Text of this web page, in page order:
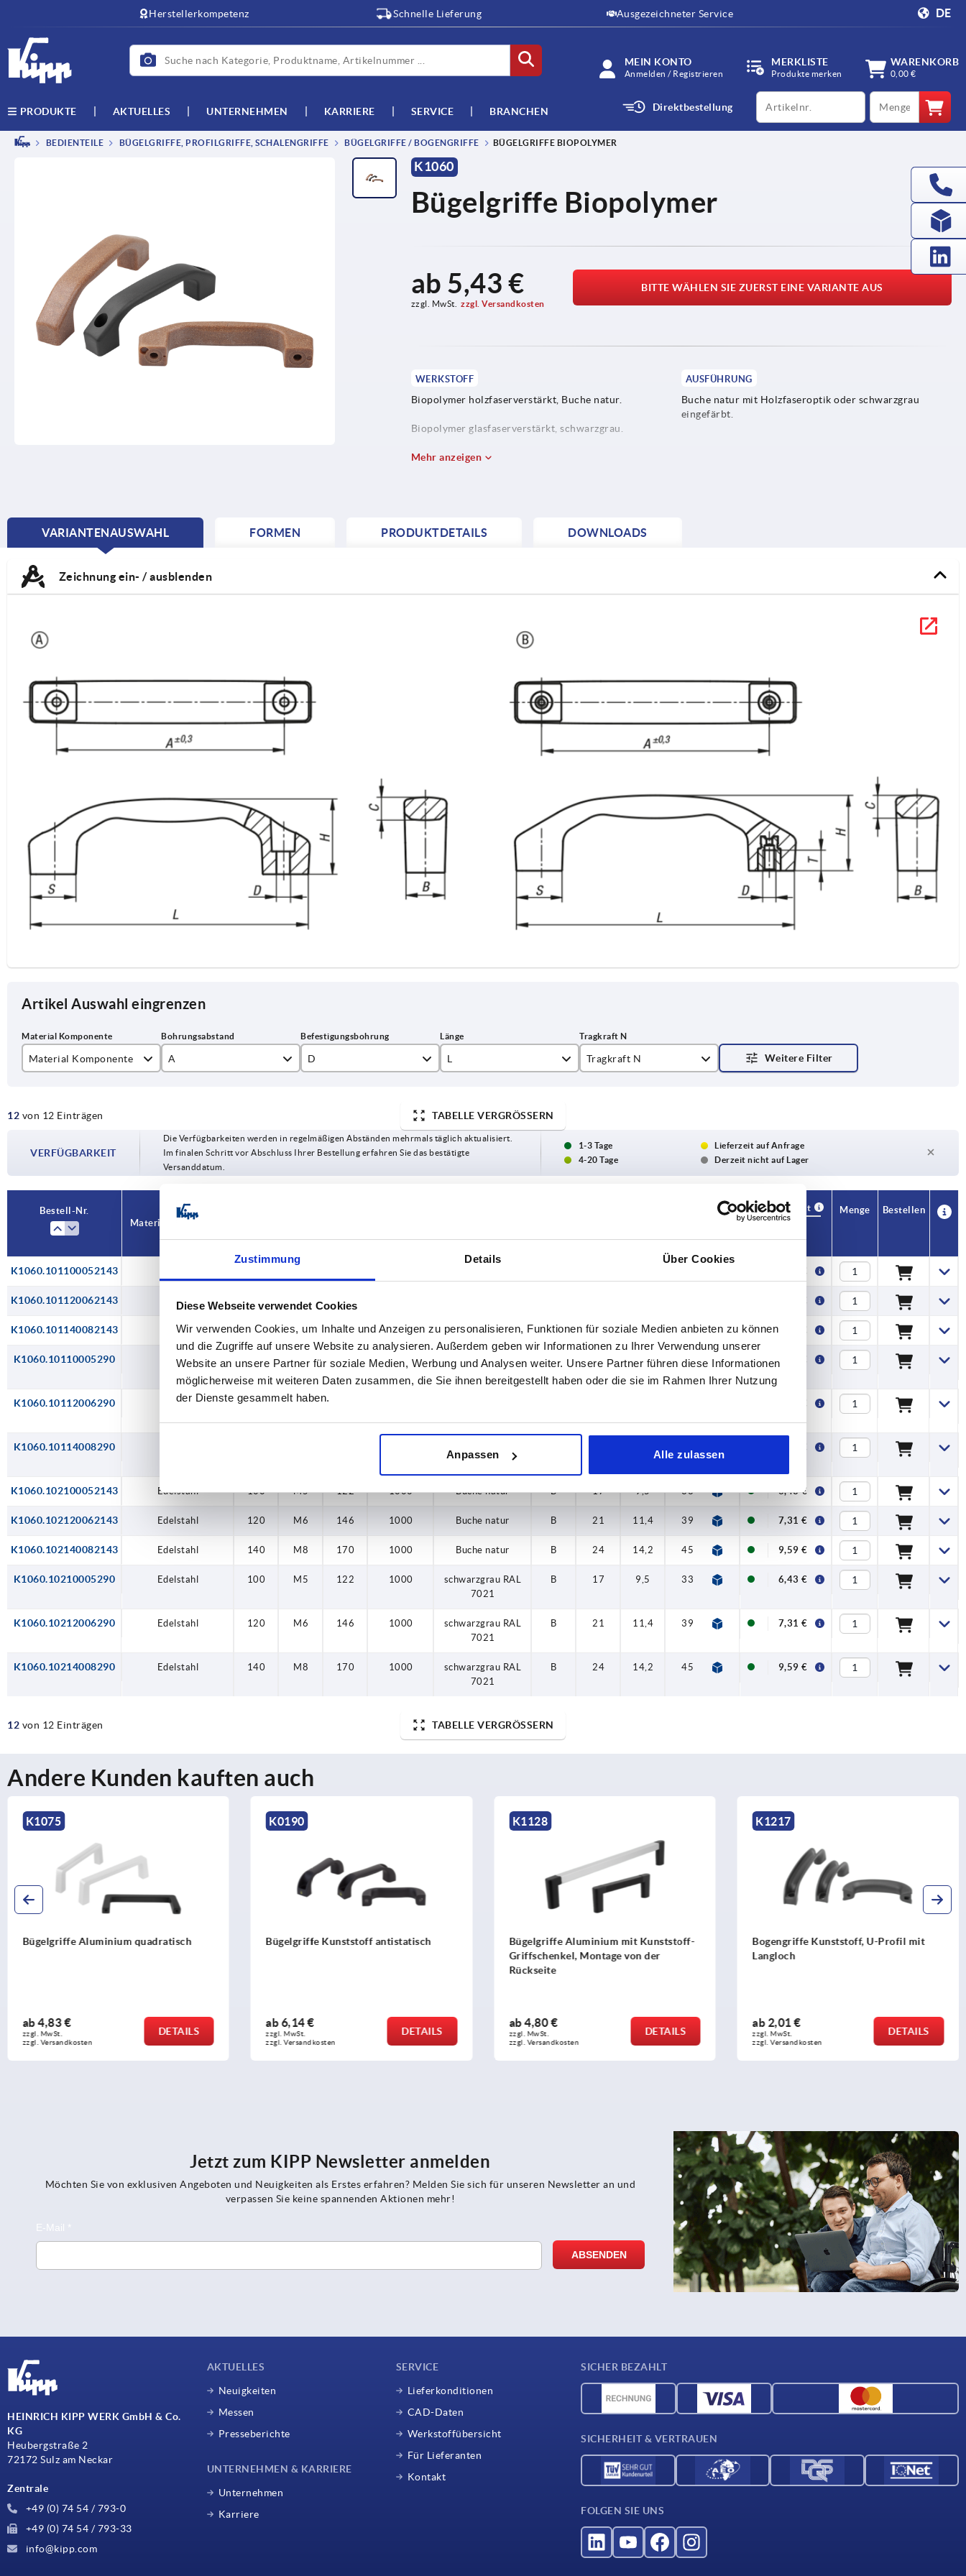
Zustimmung Details Über Cookies
Diese Webseite verwendet Cookies
Wir verwenden Cookies, um Inhalte und Anzeigen zu personalisieren, Funktionen für soziale Medien anbieten zu können
und die Zugriffe auf unsere Website zu analysieren. Außerdem geben wir Informationen zu Ihrer Verwendung unserer
Website an unsere Partner für soziale Medien, Werbung und Analysen weiter. Unsere Partner führen diese Informationen
möglicherweise mit weiteren Daten zusammen, die Sie ihnen bereitgestellt haben oder die sie im Rahmen Ihrer Nutzung
der Dienste gesammelt haben.
Anpassen Alle zulassen
Herstellerkompetenz Schnelle Lieferung Ausgezeichneter Service DE
MEIN KONTO
Anmelden / Registrieren
MERKLISTE
Produkte merken
WARENKORB
0,00 €
PRODUKTE AKTUELLES UNTERNEHMEN KARRIERE SERVICE BRANCHEN Direktbestellung
productCode qty
BEDIENTEILE BÜGELGRIFFE, PROFILGRIFFE, SCHALENGRIFFE BÜGELGRIFFE / BOGENGRIFFE BÜGELGRIFFE BIOPOLYMER
K1060
Bügelgriffe Biopolymer
ab 5,43 €
zzgl. MwSt. zzgl. Versandkosten
BITTE WÄHLEN SIE ZUERST EINE VARIANTE AUS
WERKSTOFF
Biopolymer holzfaserverstärkt, Buche natur.
Biopolymer glasfaserverstärkt, schwarzgrau.
Buchse Edelstahl 1.4305.
AUSFÜHRUNG
Buche natur mit Holzfaseroptik oder schwarzgrau
eingefärbt.
Mehr anzeigen
VARIANTENAUSWAHL
CURRENT
FORMEN PRODUKTDETAILS DOWNLOADS
Zeichnung ein- / ausblenden
Artikel Auswahl eingrenzen
Material Komponente A
140
D
9
M5
L
146
170
Tragkraft N
12 von 12 Einträgen TABELLE VERGRÖSSERN
VERFÜGBARKEIT
Die Verfügbarkeiten werden in regelmäßigen Abständen mehrmals täglich aktualisiert.
Im finalen Schritt vor Abschluss Ihrer Bestellung erfahren Sie das bestätigte
Versanddatum.
1-3 Tage
Lieferzeit auf Anfrage
4-20 Tage
Derzeit nicht auf Lager
Bestell-Nr.
Material Komponente
T
CAD
Verfügbarkeit
Preis
Menge Bestellen
K1060.101100052143 5,43 €
K1060.101120062143 — 120 7 146 6,31 €
K1060.101140082143 — 140 9 170 1000 Buche natur A 24 14,2 45 28 —8,27 €
K1060.10110005290 — 100 6 122 1000
schwarzgrau RAL
A 17 9,5 33 20 —5,43 €
K1060.10112006290 — 120 7 6,31 €
K1060.10114008290
7021
8,27 €
K1060.102100052143 Edelstahl 100 M5 122 1000 Buche natur B 17 9,5 33 20 96,43 €
K1060.102120062143 Edelstahl 120 M6 146 1000 Buche natur B 21 11,4 39 127,31 €
K1060.102140082143 Edelstahl 140 M8 170 1000 Buche natur B 24 14,2 45 129,59 €
K1060.10210005290 Edelstahl 100 M5 122 1000
schwarzgrau RAL
7021
B 17 9,5 33 96,43 €
K1060.10212006290 Edelstahl 120 M6 146 1000
schwarzgrau RAL
7021
B 21 11,4 39 127,31 €
K1060.10214008290 Edelstahl 140 M8 170 1000
schwarzgrau RAL
7021
B 24 14,2 45 129,59 €
12 von 12 Einträgen TABELLE VERGRÖSSERN
Andere Kunden kauften auch
K1075
Bügelgriffe Aluminium quadratisch
4,83 €
zzgl. MwSt.
zzgl. Versandkosten
DETAILS
K0190
Bügelgriffe Kunststoff antistatisch
6,14 €
zzgl. MwSt.
zzgl. Versandkosten
DETAILS
K1128
Bügelgriffe Aluminium mit Kunststoff-
Griffschenkel, Montage von der
Rückseite
4,80 €
zzgl. MwSt.
zzgl. Versandkosten
DETAILS
K1217
Bogengriffe Kunststoff, U-Profil mit
Langloch
2,01 €
zzgl. MwSt.
zzgl. Versandkosten
DETAILS
Jetzt zum KIPP Newsletter anmelden
Möchten Sie von exklusiven Angeboten und Neuigkeiten als Erstes erfahren? Melden Sie sich für unseren Newsletter an und
verpassen Sie keine spannenden Aktionen mehr!
HEINRICH KIPP WERK GmbH & Co.
KG
Heubergstraße 2
72172 Sulz am Neckar
Zentrale
+49 (0) 74 54 / 793-0
+49 (0) 74 54 / 793-33
info@kipp.com
AKTUELLES
Neuigkeiten
Messen
Presseberichte
UNTERNEHMEN & KARRIERE
Unternehmen
Karriere
SERVICE
Lieferkonditionen
CAD-Daten
Werkstoffübersicht
Für Lieferanten
Kontakt
SICHER BEZAHLT
SICHERHEIT & VERTRAUEN
FOLGEN SIE UNS